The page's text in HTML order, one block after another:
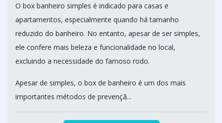
O box banheiro simples é indicado para casas e
apartamentos, especialmente quando há tamanho
reduzido do banheiro. No entanto, apesar de ser simples,
ele confere mais beleza e funcionalidade no local,
excluindo a necessidade do famoso rodo.
Apesar de simples, o box de banheiro é um dos mais
importantes métodos de prevençã...